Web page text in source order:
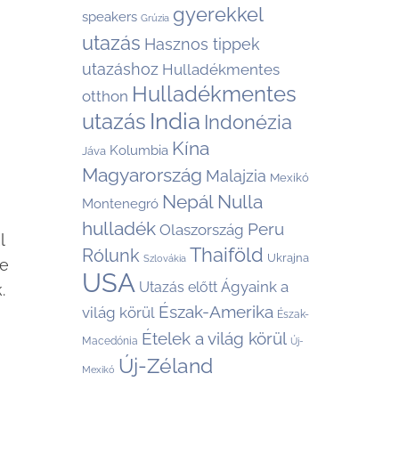
speakers Grúzia gyerekkel
utazás Hasznos tippek
utazáshoz Hulladékmentes
otthon Hulladékmentes
utazás India Indonézia
Jáva Kolumbia Kína
Magyarország Malajzia Mexikó
Montenegró Nepál Nulla
hulladék Olaszország Peru
Rólunk Szlovákia Thaiföld Ukrajna
USA Utazás előtt Ágyaink a
világ körül Észak-Amerika Észak-
Macedónia Ételek a világ körül Új-
Mexikó Új-Zéland